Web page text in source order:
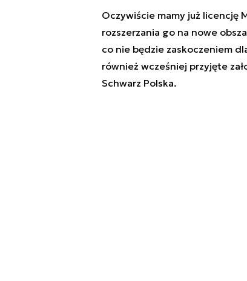
Oczywiście mamy już licencję
rozszerzania go na nowe
co nie będzie zaskoczeniem
również wcześniej przyjęte
Schwarz Polska.